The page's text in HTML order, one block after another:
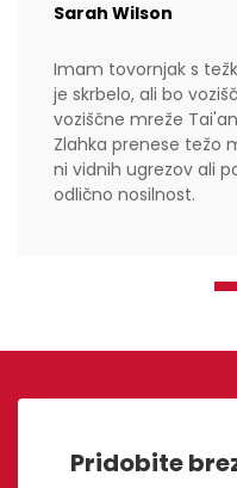
Sarah Wilson
Imam tovornjak s
je skrbelo, ali bo
voziščne mreže
Zlahka prenese težo
ni vidnih ugrezov ali
odlično nosilnost.
Pridobite